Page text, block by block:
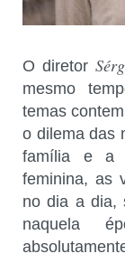
O diretor
mesmo
temas
o dilema das
família e a
feminina, as
no dia a dia,
naquela